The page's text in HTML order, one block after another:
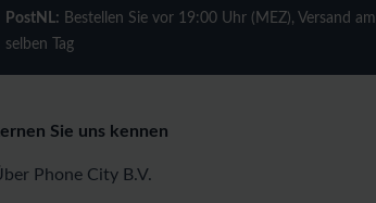
PostNL: Bestellen Sie vor 19:00 Uhr (MEZ), Versand am
selben Tag
Sie uns kennen
Phone City B.V.